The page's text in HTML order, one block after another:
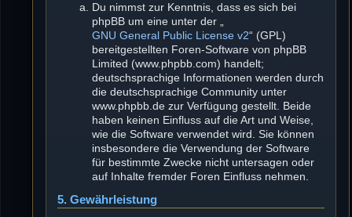
Du nimmst zur Kenntnis, dass es sich bei
phpBB um eine unter der „
GNU General Public License v2“ (GPL)
bereitgestellten Foren-Software von phpBB
Limited (www.phpbb.com) handelt;
deutschsprachige Informationen werden durch
die deutschsprachige Community unter
www.phpbb.de zur Verfügung gestellt. Beide
haben keinen Einfluss auf die Art und Weise,
wie die Software verwendet wird. Sie können
insbesondere die Verwendung der Software
für bestimmte Zwecke nicht untersagen oder
auf Inhalte fremder Foren Einfluss nehmen.
5. Gewährleistung